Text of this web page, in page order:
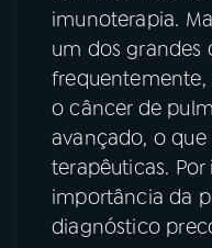
imunoterapia.
um dos grandes
o câncer de
avançado, o
terapêuticas. Por
importância da
diagnóstico